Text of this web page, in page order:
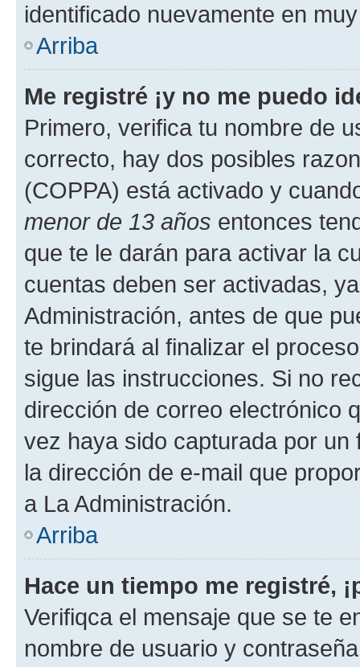
identificado nuevamente en
Arriba
Me registré ¡y no me puedo
Primero, verifica tu nombre de
correcto, hay dos posibles
(COPPA) está activado y
menor de 13 años entonces
que te le darán para activar la
cuentas deben ser activadas,
Administración, antes de que
te brindará al finalizar el
sigue las instrucciones. Si no
dirección de correo electrónico
vez haya sido capturada por
la dirección de e-mail que
a La Administración.
Arriba
Hace un tiempo me registré,
Verifiqca el mensaje que se te
nombre de usuario y